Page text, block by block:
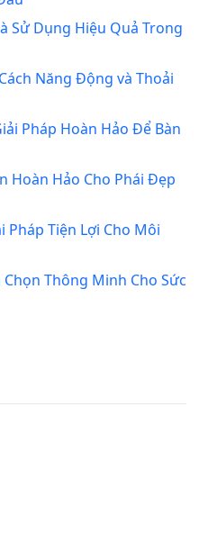
Sử Dụng Hiệu Quả Trong
Năng Động và Thoải
Pháp Hoàn Hảo Để Bàn
Hoàn Hảo Cho Phái Đẹp
Pháp Tiện Lợi Cho Môi
Chọn Thông Minh Cho Sức